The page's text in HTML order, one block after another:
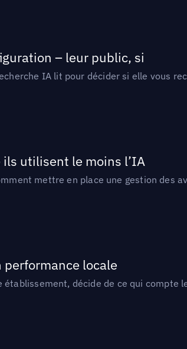
– leur public, si
IA lit pour décider si elle vous
utilisent le moins l’IA
mettre en place une gestion des
performance locale
établissement, décide de ce qui compte